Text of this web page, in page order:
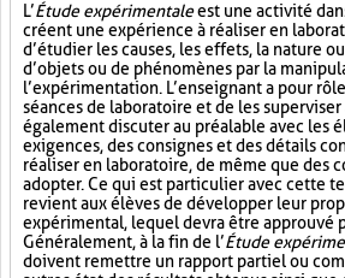
L’Étude expérimentaleest une activité
créent une expérience à réaliser en
d’étudier les causes, les effets, la nature
d’objets ou de phénomènes par la
l’expérimentation. L’enseignant a pour
séances de laboratoire et de les
également discuter au préalable avec les
exigences, des consignes et des détails
réaliser en laboratoire, de même que des
adopter. Ce qui est particulier avec cette
revient aux élèves de développer leur
expérimental, lequel devra être approuvé
Généralement, à la fin de l’Étude
doivent remettre un rapport partiel ou